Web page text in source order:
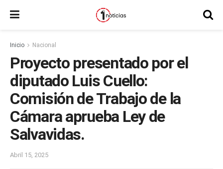
Inicio Nacional
Proyecto presentado por el
diputado Luis Cuello:
Comisión de Trabajo de la
Cámara aprueba Ley de
Salvavidas.
Abril 15, 2025